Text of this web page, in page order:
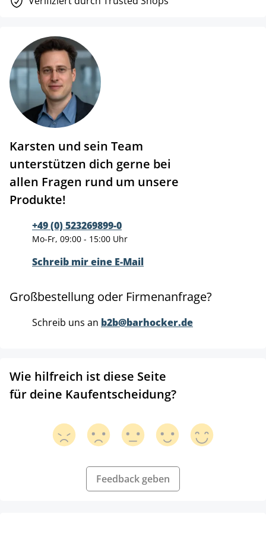
Karsten und sein Team
unterstützen dich gerne bei
allen Fragen rund um unsere
Produkte!
+49 (0) 523269899-0
Mo-Fr, 09:00 - 15:00 Uhr
Schreib mir eine E-Mail
Großbestellung oder Firmenanfrage?
Schreib uns an b2b@barhocker.de
Wie hilfreich ist diese Seite
für deine Kaufentscheidung?
Feedback geben